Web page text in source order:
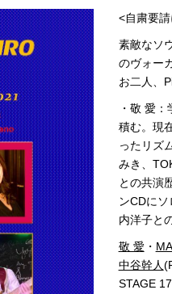
<自粛要
素敵なソ
のヴォー
お二人、
・敬 愛
積む。現
ったリズ
みき、
との共演
ンCDに
内洋子と
敬 愛・
中谷幹人
STAGE